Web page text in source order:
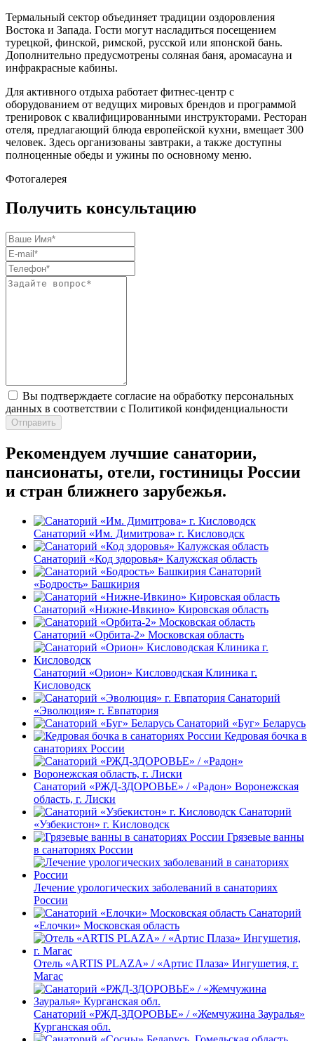
Термальный сектор объединяет традиции оздоровления
Востока и Запада. Гости могут насладиться посещением
турецкой, финской, римской, русской или японской бань.
Дополнительно предусмотрены соляная баня, аромасауна и
инфракрасные кабины.
Для активного отдыха работает фитнес-центр с
оборудованием от ведущих мировых брендов и программой
тренировок с квалифицированными инструкторами. Ресторан
отеля, предлагающий блюда европейской кухни, вмещает 300
человек. Здесь организованы завтраки, а также доступны
полноценные обеды и ужины по основному меню.
Фотогалерея
Получить консультацию
Вы подтверждаете согласие на обработку персональных
данных в соответствии с Политикой конфиденциальности
Отправить
Рекомендуем лучшие санатории,
пансионаты, отели, гостиницы России
и стран ближнего зарубежья.
Санаторий «Им. Димитрова» г. Кисловодск
Санаторий «Код здоровья» Калужская область
Санаторий
«Бодрость» Башкирия
Санаторий «Нижне-Ивкино» Кировская область
Санаторий «Орбита-2» Московская область
Санаторий «Орион» Кисловодская Клиника г.
Кисловодск
Санаторий
«Эволюция» г. Евпатория
Санаторий «Буг» Беларусь
Кедровая бочка в
санаториях России
Санаторий «РЖД-ЗДОРОВЬЕ» / «Радон» Воронежская
область, г. Лиски
Санаторий
«Узбекистон» г. Кисловодск
Грязевые ванны
в санаториях России
Лечение урологических заболеваний в санаториях
России
Санаторий
«Елочки» Московская область
Отель «ARTIS PLAZA» / «Артис Плаза» Ингушетия, г.
Магас
Санаторий «РЖД-ЗДОРОВЬЕ» / «Жемчужина Зауралья»
Курганская обл.